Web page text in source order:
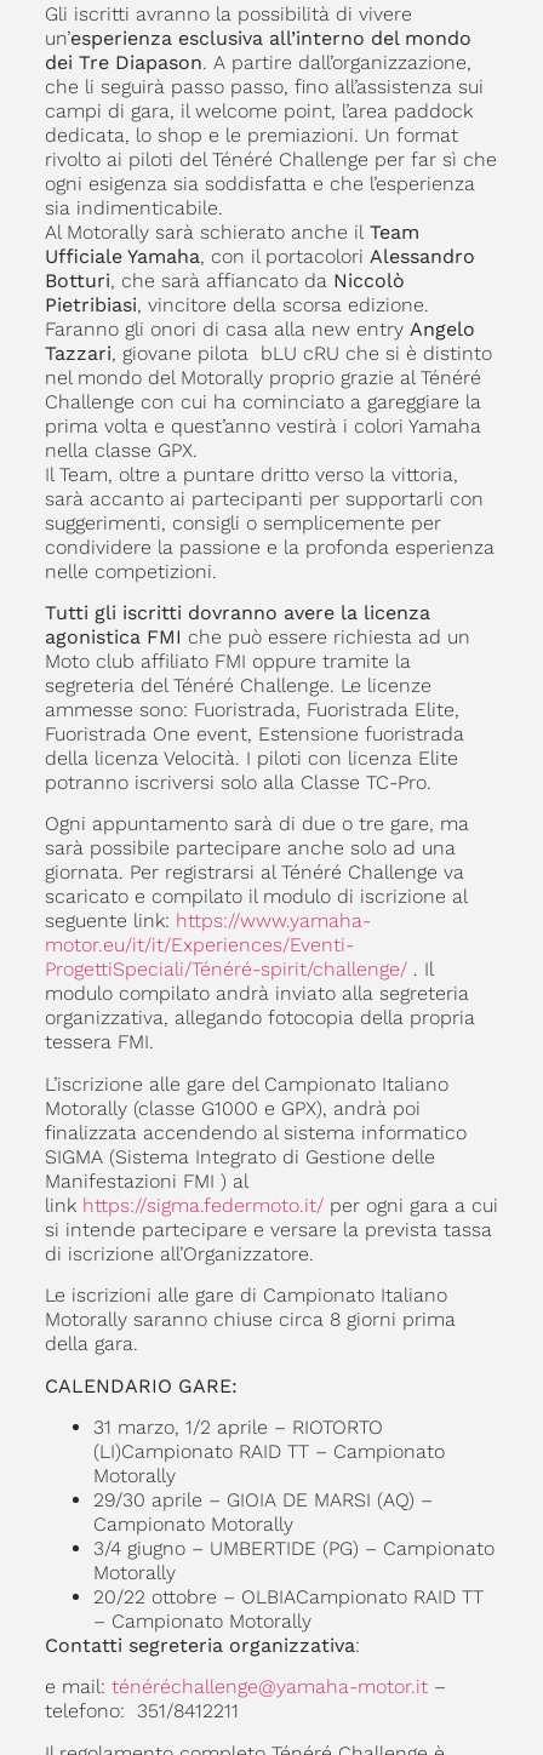
Gli iscritti avranno la possibilità di vivere
un’esperienza esclusiva all’interno del mondo
dei Tre Diapason. A partire dall’organizzazione,
che li seguirà passo passo, fino all’assistenza sui
campi di gara, il welcome point, l’area paddock
dedicata, lo shop e le premiazioni. Un format
rivolto ai piloti del Ténéré Challenge per far sì che
ogni esigenza sia soddisfatta e che l’esperienza
sia indimenticabile.
Al Motorally sarà schierato anche il Team
Ufficiale Yamaha, con il portacolori Alessandro
Botturi, che sarà affiancato da Niccolò
Pietribiasi, vincitore della scorsa edizione.
Faranno gli onori di casa alla new entry Angelo
Tazzari, giovane pilota bLU cRU che si è distinto
nel mondo del Motorally proprio grazie al Ténéré
Challenge con cui ha cominciato a gareggiare la
prima volta e quest’anno vestirà i colori Yamaha
nella classe GPX.
Il Team, oltre a puntare dritto verso la vittoria,
sarà accanto ai partecipanti per supportarli con
suggerimenti, consigli o semplicemente per
condividere la passione e la profonda esperienza
nelle competizioni.
Tutti gli iscritti dovranno avere la licenza
agonistica FMI che può essere richiesta ad un
Moto club affiliato FMI oppure tramite la
segreteria del Ténéré Challenge. Le licenze
ammesse sono: Fuoristrada, Fuoristrada Elite,
Fuoristrada One event, Estensione fuoristrada
della licenza Velocità. I piloti con licenza Elite
potranno iscriversi solo alla Classe TC-Pro.
Ogni appuntamento sarà di due o tre gare, ma
sarà possibile partecipare anche solo ad una
giornata. Per registrarsi al Ténéré Challenge va
scaricato e compilato il modulo di iscrizione al
seguente link: https://www.yamaha-
motor.eu/it/it/Experiences/Eventi-
ProgettiSpeciali/Ténéré-spirit/challenge/. Il
modulo compilato andrà inviato alla segreteria
organizzativa, allegando fotocopia della propria
tessera FMI.
L’iscrizione alle gare del Campionato Italiano
Motorally (classe G1000 e GPX), andrà poi
finalizzata accendendo al sistema informatico
SIGMA (Sistema Integrato di Gestione delle
Manifestazioni FMI ) al
link https://sigma.federmoto.it/per ogni gara a cui
si intende partecipare e versare la prevista tassa
di iscrizione all’Organizzatore.
Le iscrizioni alle gare di Campionato Italiano
Motorally saranno chiuse circa 8 giorni prima
della gara.
CALENDARIO GARE:
31 marzo, 1/2 aprile – RIOTORTO
(LI)Campionato RAID TT – Campionato
Motorally
29/30 aprile – GIOIA DE MARSI (AQ) –
Campionato Motorally
3/4 giugno – UMBERTIDE (PG) – Campionato
Motorally
20/22 ottobre – OLBIACampionato RAID TT
– Campionato Motorally
Contatti segreteria organizzativa:
e mail: ténéréchallenge@yamaha-motor.it–
telefono: 351/8412211